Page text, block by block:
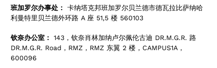
班加罗尔办事处：
卡纳塔克邦班加罗尔贝兰德市德瓦拉比萨纳哈
利曼特里贝兰德外环路 A 座 51,5 楼 560103
钦奈办公室：
143，钦奈肖林加纳卢尔佩伦古迪 DR.M.G.R. 路
DR.M.G.R. Road，RMZ，RMZ 东翼 2 楼，CAMPUS1A，
600096